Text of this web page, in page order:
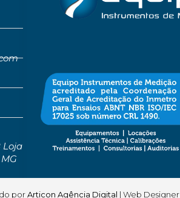
Loja
porArticon Agência Digital | Web Designer